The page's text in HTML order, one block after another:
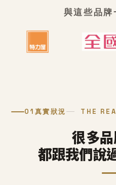
與這些品
01 真實狀況 THE
很多品
都跟我們說